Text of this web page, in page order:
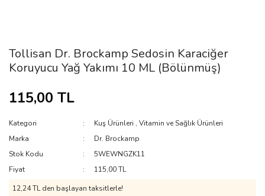
Tollisan Dr. Brockamp Sedosin Karaciğer
Koruyucu Yağ Yakımı 10 ML (Bölünmüş)
115,00 TL
Kategori Kuş Ürünleri ,Vitamin ve Sağlık Ürünleri
Marka
Dr. Brockamp
Stok Kodu
5WEWNGZK11
Fiyat
115,00 TL
12,24 TL den başlayan taksitlerle!